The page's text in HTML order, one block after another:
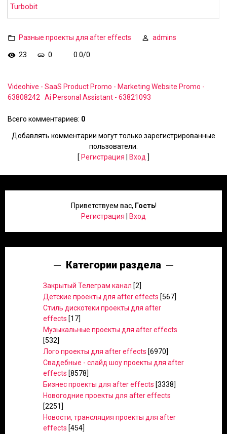
Turbobit
Разные проекты для after effects admins
23 0 0.0/0
Videohive - SaaS Product Promo - Marketing Website Promo -
63808242
Ai Personal Assistant - 63821093
Всего комментариев: 0
Добавлять комментарии могут только зарегистрированные
пользователи.
[ Регистрация Вход ]
Приветствуем вас, Гость!
Регистрация
Вход
Категории раздела
Закрытый Телеграм канал [2]
Детские проекты для after effects [567]
Стиль дискотеки проекты для after
effects [17]
Музыкальные проекты для after effects
[532]
Лого проекты для after effects [6970]
Свадебные - слайд шоу проекты для after
effects [8578]
Бизнес проекты для after effects [3338]
Новогодние проекты для after effects
[2251]
Новости, трансляция проекты для after
effects [454]